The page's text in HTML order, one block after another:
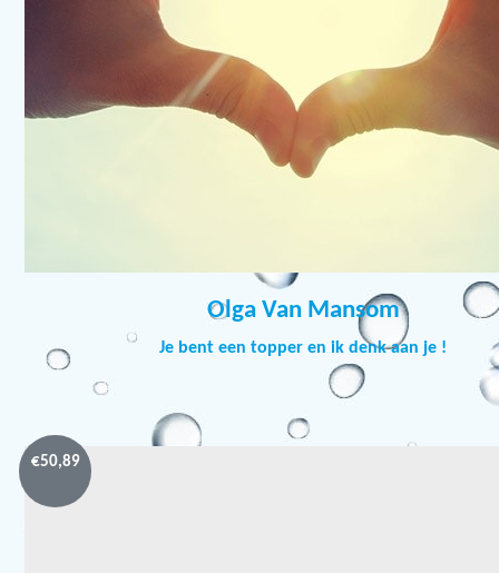
Olga Van Mansom
Je bent een topper en ik denk aan je !
€50,89